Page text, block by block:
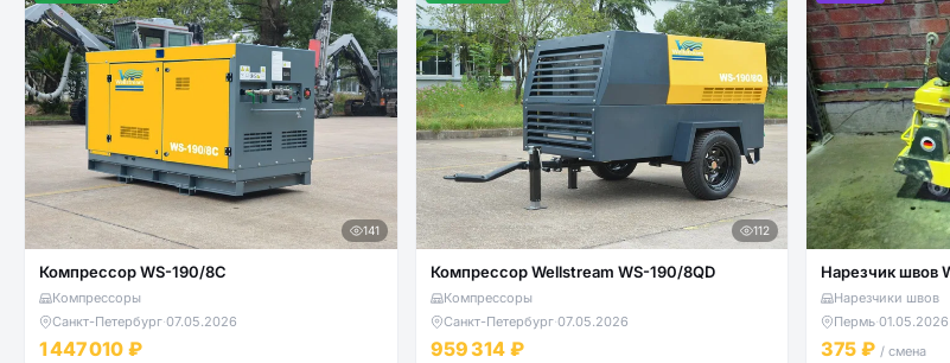
141
Компрессор WS-190/8C
Компрессоры
Санкт-Петербург·07.05.2026
1 447 010 ₽
112
Компрессор Wellstream WS-190/8QD
Компрессоры
Санкт-Петербург·07.05.2026
959 314 ₽
Нарезчик швов
Нарезчики швов
Пермь·01.05.2026
375 ₽ / смена